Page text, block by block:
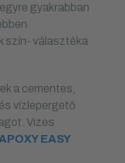
gyakrabban
szín- választéka
a cementes,
vízlepergető
Vizes
EASY